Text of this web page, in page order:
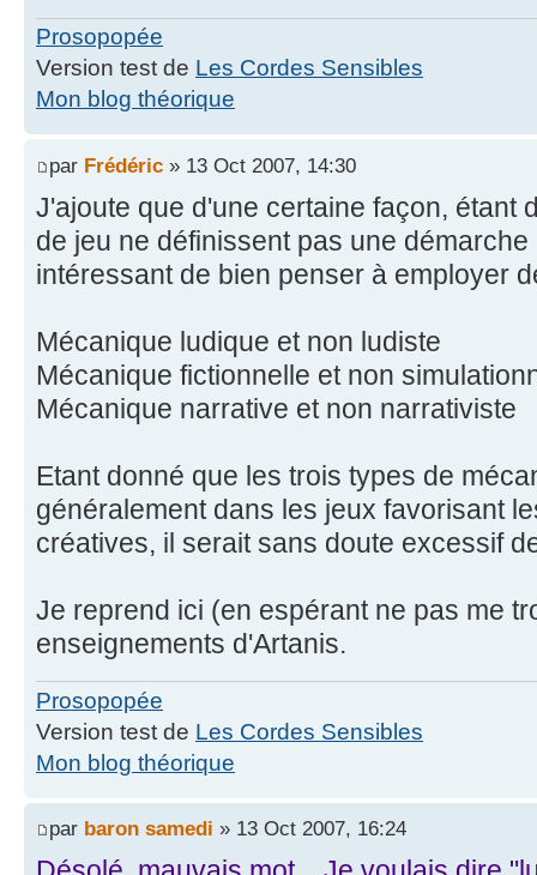
Prosopopée
Version test de Les Cordes Sensibles
Mon blog théorique
par Frédéric » 13 Oct 2007, 14:30
J'ajoute que d'une certaine façon, étant
de jeu ne définissent pas une
intéressant de bien penser à employer
Mécanique ludique et non ludiste
Mécanique fictionnelle et non
Mécanique narrative et non narrativiste
Etant donné que les trois types de
généralement dans les jeux favorisant
créatives, il serait sans doute excessif
Je reprend ici (en espérant ne pas me
enseignements d'Artanis.
Prosopopée
Version test de Les Cordes Sensibles
Mon blog théorique
par baron samedi » 13 Oct 2007, 16:24